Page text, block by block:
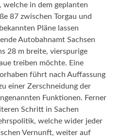
welche in dem geplanten
87 zwischen Torgau und
Pläne lassen
Autobahnamt Sachsen
28 m breite, vierspurige
treiben möchte. Eine
führt nach Auffassung
einer Zerschneidung der
Funktionen. Ferner
Schritt in Sachen
welche wider jeder
Vernunft, weiter auf